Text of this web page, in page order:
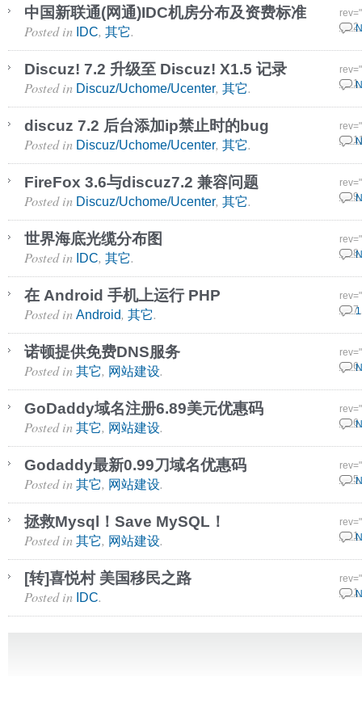
中国新联通(网通)IDC机房分布及资费标准
15 2
Posted in IDC, 其它.
Discuz! 7.2 升级至 Discuz! X1.5 记录
12 1
Posted in Discuz/Uchome/Ucenter, 其它.
discuz 7.2 后台添加ip禁止时的bug
29
Posted in Discuz/Uchome/Ucenter, 其它.
FireFox 3.6与discuz7.2 兼容问题
10 9
Posted in Discuz/Uchome/Ucenter, 其它.
世界海底光缆分布图
18 8
Posted in IDC, 其它.
在 Android 手机上运行 PHP
16 7
Posted in Android, 其它.
诺顿提供免费DNS服务
25 6
Posted in 其它, 网站建设.
GoDaddy域名注册6.89美元优惠码
22 6
Posted in 其它, 网站建设.
Godaddy最新0.99刀域名优惠码
31 5
Posted in 其它, 网站建设.
拯救Mysql！Save MySQL！
29 1
Posted in 其它, 网站建设.
[转]喜悦村 美国移民之路
29 1
Posted in IDC.